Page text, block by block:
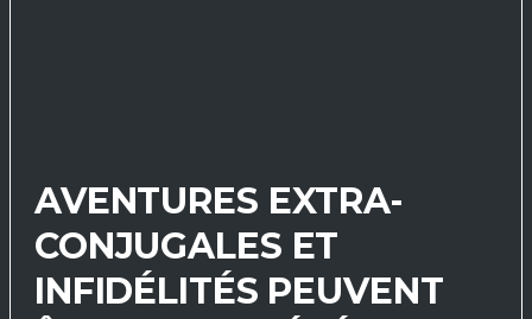
AVENTURES EXTRA-
CONJUGALES ET
INFIDÉLITÉS PEUVENT